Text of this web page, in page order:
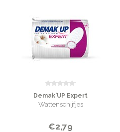
Demak'UP Expert
Wattenschijfjes
€2,79